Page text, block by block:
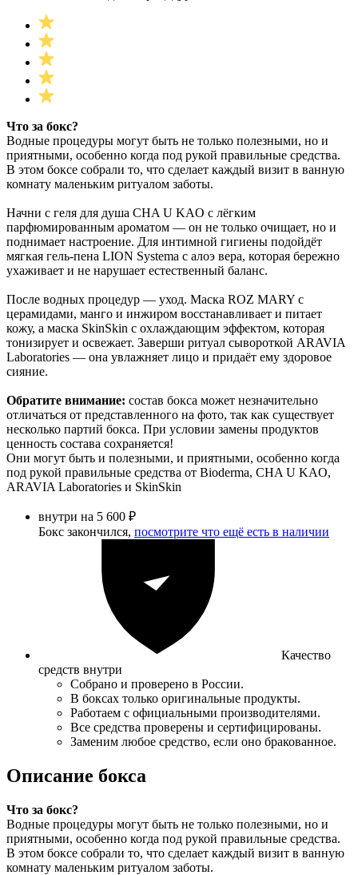
Что за бокс?
Водные процедуры могут быть не только полезными, но и
приятными, особенно когда под рукой правильные средства.
В этом боксе собрали то, что сделает каждый визит в ванную
комнату маленьким ритуалом заботы.
Начни с геля для душа CHA U KAO с лёгким
парфюмированным ароматом — он не только очищает, но и
поднимает настроение. Для интимной гигиены подойдёт
мягкая гель-пена LION Systema с алоэ вера, которая бережно
ухаживает и не нарушает естественный баланс.
После водных процедур — уход. Маска ROZ MARY с
церамидами, манго и инжиром восстанавливает и питает
кожу, а маска SkinSkin с охлаждающим эффектом, которая
тонизирует и освежает. Заверши ритуал сывороткой ARAVIA
Laboratories — она увлажняет лицо и придаёт ему здоровое
сияние.
Обратите внимание: состав бокса может незначительно
отличаться от представленного на фото, так как существует
несколько партий бокса. При условии замены продуктов
ценность состава сохраняется!
Они могут быть и полезными, и приятными, особенно когда
под рукой правильные средства от Bioderma, CHA U KAO,
ARAVIA Laboratories и SkinSkin
внутри на 5 600 ₽
Бокс закончился, посмотрите что ещё есть в наличии
Качество
средств внутри
Собрано и проверено в России.
В боксах только оригинальные продукты.
Работаем с официальными производителями.
Все средства проверены и сертифицированы.
Заменим любое средство, если оно бракованное.
Описание бокса
Что за бокс?
Водные процедуры могут быть не только полезными, но и
приятными, особенно когда под рукой правильные средства.
В этом боксе собрали то, что сделает каждый визит в ванную
комнату маленьким ритуалом заботы.